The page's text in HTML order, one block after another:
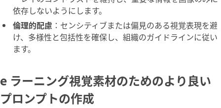
依存しないようにします。
倫理的配慮 ：センシティブまたは偏見のある視覚表現を避
け、多様性と包括性を確保し、組織のガイドラインに従い
ます。
e ラーニング視覚素材のためのより良い
プロンプトの作成